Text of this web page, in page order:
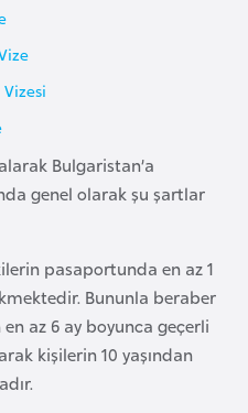
Bulgaristan’a
genel olarak şu şartlar
pasaportunda en az 1
Bununla beraber
az 6 ay boyunca geçerli
kişilerin 10 yaşından